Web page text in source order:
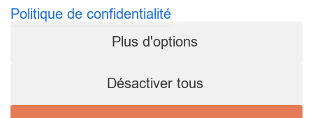
En vous inscrivant, vous acceptez la
Mentions légales Politique de confidentialité
Politique de confidentialité
Plus d'options
Désactiver tous